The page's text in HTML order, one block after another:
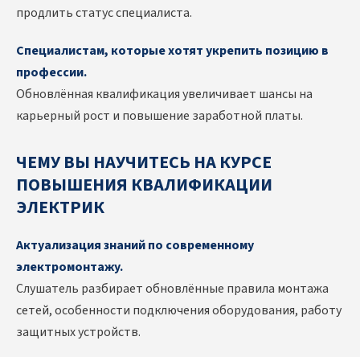
продлить статус специалиста.
Специалистам, которые хотят укрепить позицию в
профессии.
Обновлённая квалификация увеличивает шансы на
карьерный рост и повышение заработной платы.
ЧЕМУ ВЫ НАУЧИТЕСЬ НА КУРСЕ
ПОВЫШЕНИЯ КВАЛИФИКАЦИИ
ЭЛЕКТРИК
Актуализация знаний по современному
электромонтажу.
Слушатель разбирает обновлённые правила монтажа
сетей, особенности подключения оборудования, работу
защитных устройств.